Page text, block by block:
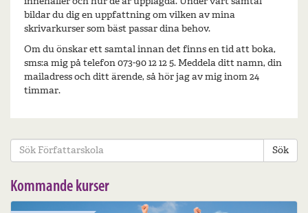
bildar du dig en uppfattning om vilken av mina
skrivarkurser som bäst passar dina behov.
Om du önskar ett samtal innan det finns en tid att boka,
sms:a mig på telefon 073-90 12 12 5. Meddela ditt namn, din
mailadress och ditt ärende, så hör jag av mig inom 24
timmar.
Sök
Kommande kurser